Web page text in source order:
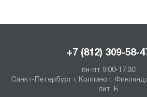
+7 (812) 309-58-
пн-пт 9:00-17:30
Санкт-Петербург г, Колпино г,
лит. Б